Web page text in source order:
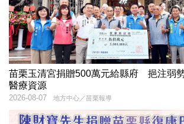
苗栗玉清宮捐贈500萬元給縣府 挹注弱
醫療資源
地方中心／苗栗報導
2026-08-07